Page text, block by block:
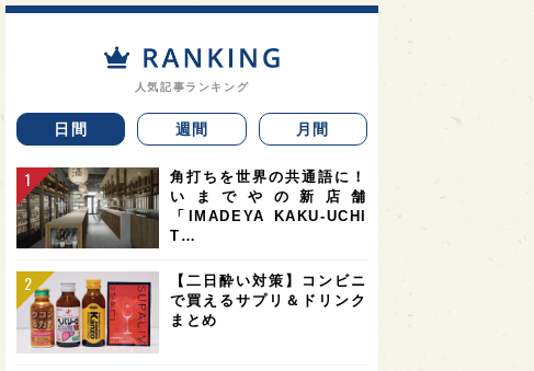
人気記事ランキング
日間 週間 月間
角打ちを世界の共通語に！
いまでやの新店舗
「IMADEYA KAKU-UCHI
T…
【二日酔い対策】コンビニ
で買えるサプリ＆ドリンク
まとめ